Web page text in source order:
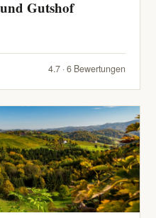
Gutshof
4.7 · 6 Bewertungen